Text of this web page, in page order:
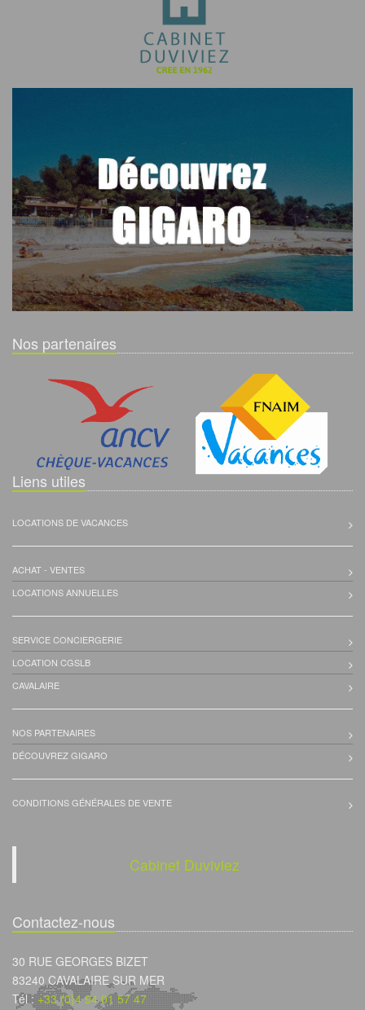
Nos partenaires
Liens utiles
LOCATIONS DE VACANCES
ACHAT - VENTES
LOCATIONS ANNUELLES
SERVICE CONCIERGERIE
LOCATION CGSLB
CAVALAIRE
NOS PARTENAIRES
DÉCOUVREZ GIGARO
CONDITIONS GÉNÉRALES DE VENTE
Cabinet Duviviez
Contactez-nous
30 RUE GEORGES BIZET
83240 CAVALAIRE SUR MER
Tél :+33 (0)4 94 01 57 47